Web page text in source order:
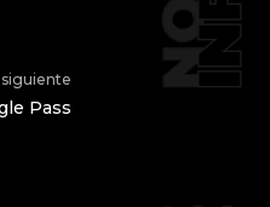
Pass